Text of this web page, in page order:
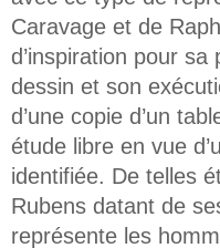
Caravage et de
d’inspiration pour
dessin et son
d’une copie d’un
étude libre en vue
identifiée. De telles
Rubens datant de
représente les